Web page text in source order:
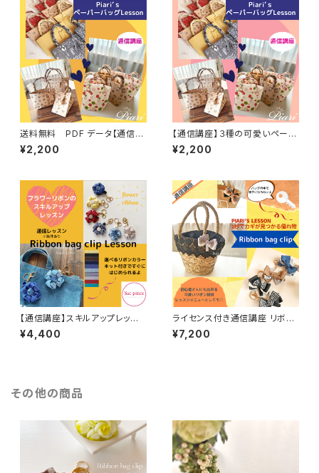
送料無料 PDF データ【通信講
座】３種の可愛いペーパーバッグ
が作れるLesson
¥2,200
【通信講座】３種の可愛いペーパ
ーバッグが作れるLesson
¥2,200
【通信講座】スキルアップレッス
ン フラワーリボンバッグクリッ
プ
¥4,400
ライセンス付き通信講座 リボン
バッグクリップ Sacpinceレッス
ン
¥7,200
その他の商品